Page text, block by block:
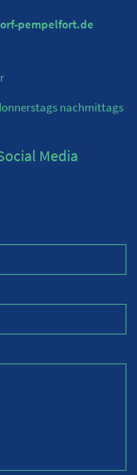
pempelfort.de
nachmittags
Media